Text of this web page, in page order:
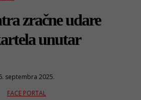
zračne udare
unutar
septembra 2025.
FACE PORTAL